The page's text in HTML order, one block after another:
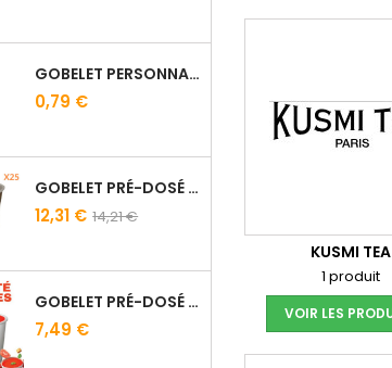
GOBELET PERSONNALISÉ 50 CL TRANSPARENT – IMPRESSION QUADRICHROMIE
0,79 €
GOBELET PRÉ-DOSÉ CAFÉ TRADITION - SACHET DE 25
12,31 € 14,21 €
GOBELET PRÉ-DOSÉ VELOUTÉ TOMATE CROUTONS - SACHET DE 15
7,49 €
KUSMI TEA
1 produit
VOIR LES